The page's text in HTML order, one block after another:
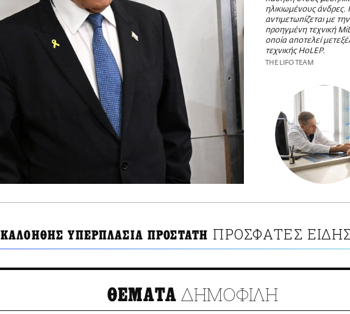
ηλικιωμένους άνδρες.
αντιμετωπίζεται με την
προηγμένη τεχνική
οποία αποτελεί
τεχνικής HoLEP.
THE LIFO TEAM
ΚΑΛΟΗΘΗΣ ΥΠΕΡΠΛΑΣΙΑ ΠΡΟΣΤΑΤΗ ΠΡΟΣΦΑΤΕΣ
ΘΕΜΑΤΑ ΔΗΜΟΦΙΛΗ